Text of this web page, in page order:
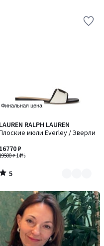
Финальная цена
LAUREN RALPH LAUREN
мюли Everley / Эверли
₽-14%
16770 ₽
5
/
Количество
2
5
/